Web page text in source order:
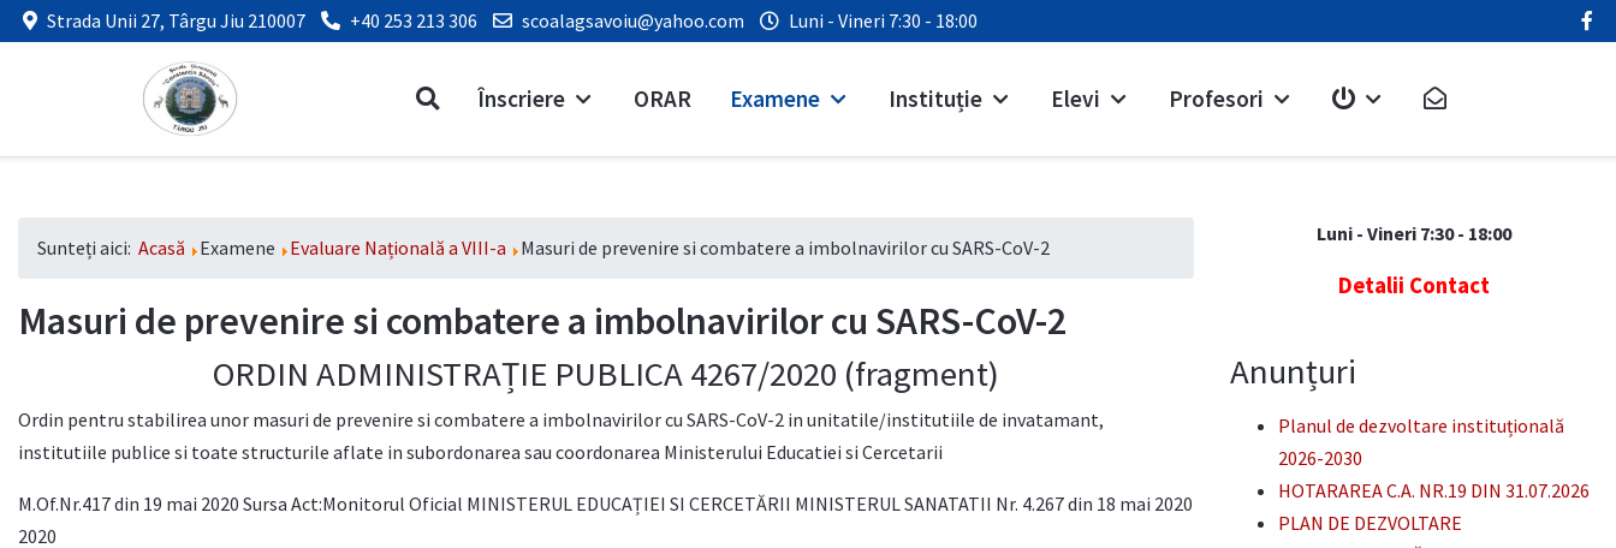
Strada Unii 27, Târgu Jiu 210007 +40 253 213 306 scoalagsavoiu@yahoo.com Luni - Vineri 7:30 - 18:00
Înscriere ORAR Examene Instituție Elevi Profesori
Sunteți aici: Acasă Examene Evaluare Națională a VIII-a Masuri de prevenire si combatere a imbolnavirilor cu SARS-CoV-2
Masuri de prevenire si combatere a imbolnavirilor cu SARS-CoV-2
ORDIN ADMINISTRAȚIE PUBLICA 4267/2020 (fragment)
Ordin pentru stabilirea unor masuri de prevenire si combatere a imbolnavirilor cu SARS-CoV-2 in unitatile/institutiile de invatamant,
institutiile publice si toate structurile aflate in subordonarea sau coordonarea Ministerului Educatiei si Cercetarii
M.Of.Nr.417 din 19 mai 2020 Sursa Act:Monitorul Oficial MINISTERUL EDUCAȚIEI SI CERCETĂRII MINISTERUL SANATATII Nr. 4.267 din 18 mai 2020
2020
Luni - Vineri 7:30 - 18:00
Detalii Contact
Anunțuri
Planul de dezvoltare instituțională
2026-2030
HOTARAREA C.A. NR.19 DIN 31.07.2026
PLAN DE DEZVOLTARE